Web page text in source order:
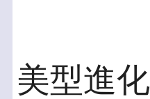
美型進